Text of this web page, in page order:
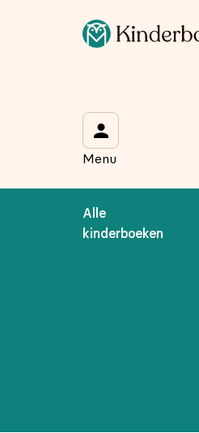
Menu
Alle
kinderboeken